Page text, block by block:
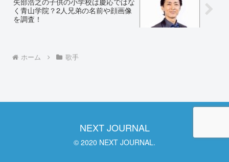
く青山学院？2人兄弟の名前や顔画像
を調査！
ホーム 歌手
NEXT JOURNAL
© 2020 NEXT JOURNAL.